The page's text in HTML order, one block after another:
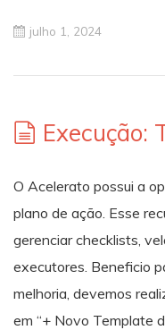
julho 1, 2024
Execução:
O Acelerato possui a
plano de ação. Esse
gerenciar checklists,
executores. Beneficio
melhoria, devemos
em “+ Novo Template